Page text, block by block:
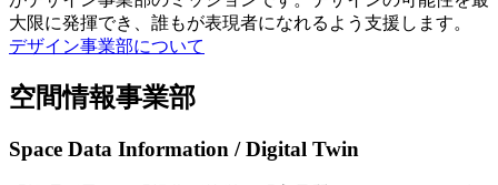
大限に発揮でき、誰もが表現者になれるよう支援します。
デザイン事業部について
空間情報事業部
Space Data Information / Digital Twin